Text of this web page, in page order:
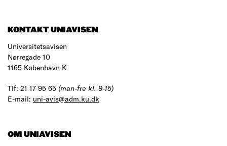
KONTAKT UNIAVISEN
Universitetsavisen
Nørregade 10
1165 København K
Tlf: 21 17 95 65 (man-fre kl. 9-15)
E-mail: uni-avis@adm.ku.dk
OM UNIAVISEN